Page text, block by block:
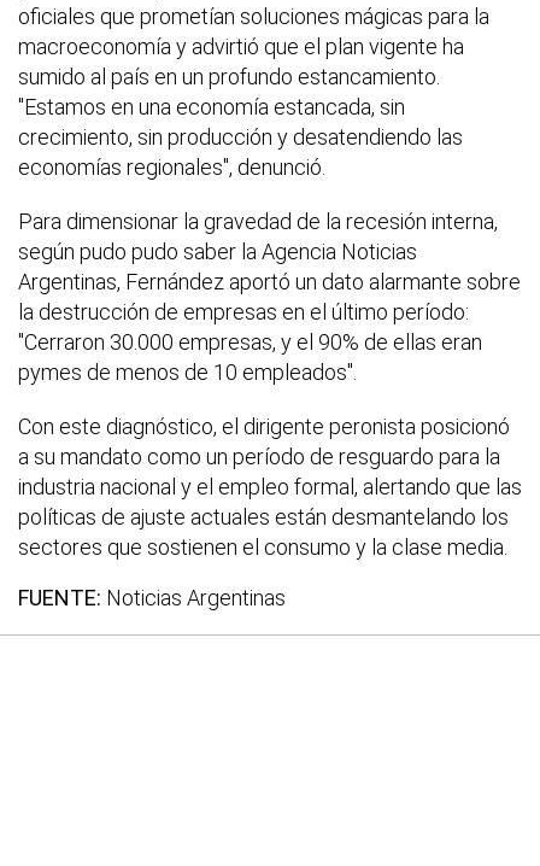
oficiales que prometían soluciones mágicas para la
macroeconomía y advirtió que el plan vigente ha
sumido al país en un profundo estancamiento.
"Estamos en una economía estancada, sin
crecimiento, sin producción y desatendiendo las
economías regionales", denunció.
Para dimensionar la gravedad de la recesión interna,
según pudo pudo saber la Agencia Noticias
Argentinas, Fernández aportó un dato alarmante sobre
la destrucción de empresas en el último período:
"Cerraron 30.000 empresas, y el 90% de ellas eran
pymes de menos de 10 empleados".
Con este diagnóstico, el dirigente peronista posicionó
a su mandato como un período de resguardo para la
industria nacional y el empleo formal, alertando que las
políticas de ajuste actuales están desmantelando los
sectores que sostienen el consumo y la clase media.
FUENTE: Noticias Argentinas